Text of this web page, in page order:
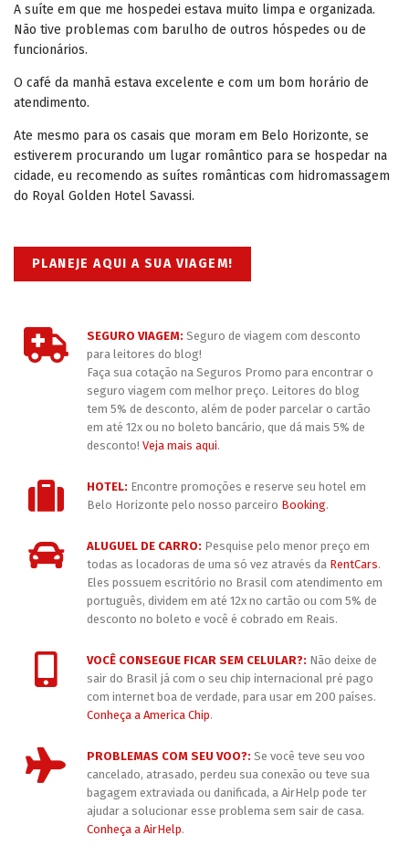
A suíte em que me hospedei estava muito limpa e organizada.
Não tive problemas com barulho de outros hóspedes ou de
funcionários.
O café da manhã estava excelente e com um bom horário de
atendimento.
Ate mesmo para os casais que moram em Belo Horizonte, se
estiverem procurando um lugar romântico para se hospedar na
cidade, eu recomendo as suítes românticas com hidromassagem
do Royal Golden Hotel Savassi.
PLANEJE AQUI A SUA VIAGEM!
SEGURO VIAGEM: Seguro de viagem com desconto
para leitores do blog!
Faça sua cotação na Seguros Promo para encontrar o
seguro viagem com melhor preço. Leitores do blog
tem 5% de desconto, além de poder parcelar o cartão
em até 12x ou no boleto bancário, que dá mais 5% de
desconto! Veja mais aqui.
HOTEL: Encontre promoções e reserve seu hotel em
Belo Horizonte pelo nosso parceiro Booking.
ALUGUEL DE CARRO: Pesquise pelo menor preço em
todas as locadoras de uma só vez através da RentCars.
Eles possuem escritório no Brasil com atendimento em
português, dividem em até 12x no cartão ou com 5% de
desconto no boleto e você é cobrado em Reais.
VOCÊ CONSEGUE FICAR SEM CELULAR?: Não deixe de
sair do Brasil já com o seu chip internacional pré pago
com internet boa de verdade, para usar em 200 países.
Conheça a America Chip.
PROBLEMAS COM SEU VOO?: Se você teve seu voo
cancelado, atrasado, perdeu sua conexão ou teve sua
bagagem extraviada ou danificada, a AirHelp pode ter
ajudar a solucionar esse problema sem sair de casa.
Conheça a AirHelp.